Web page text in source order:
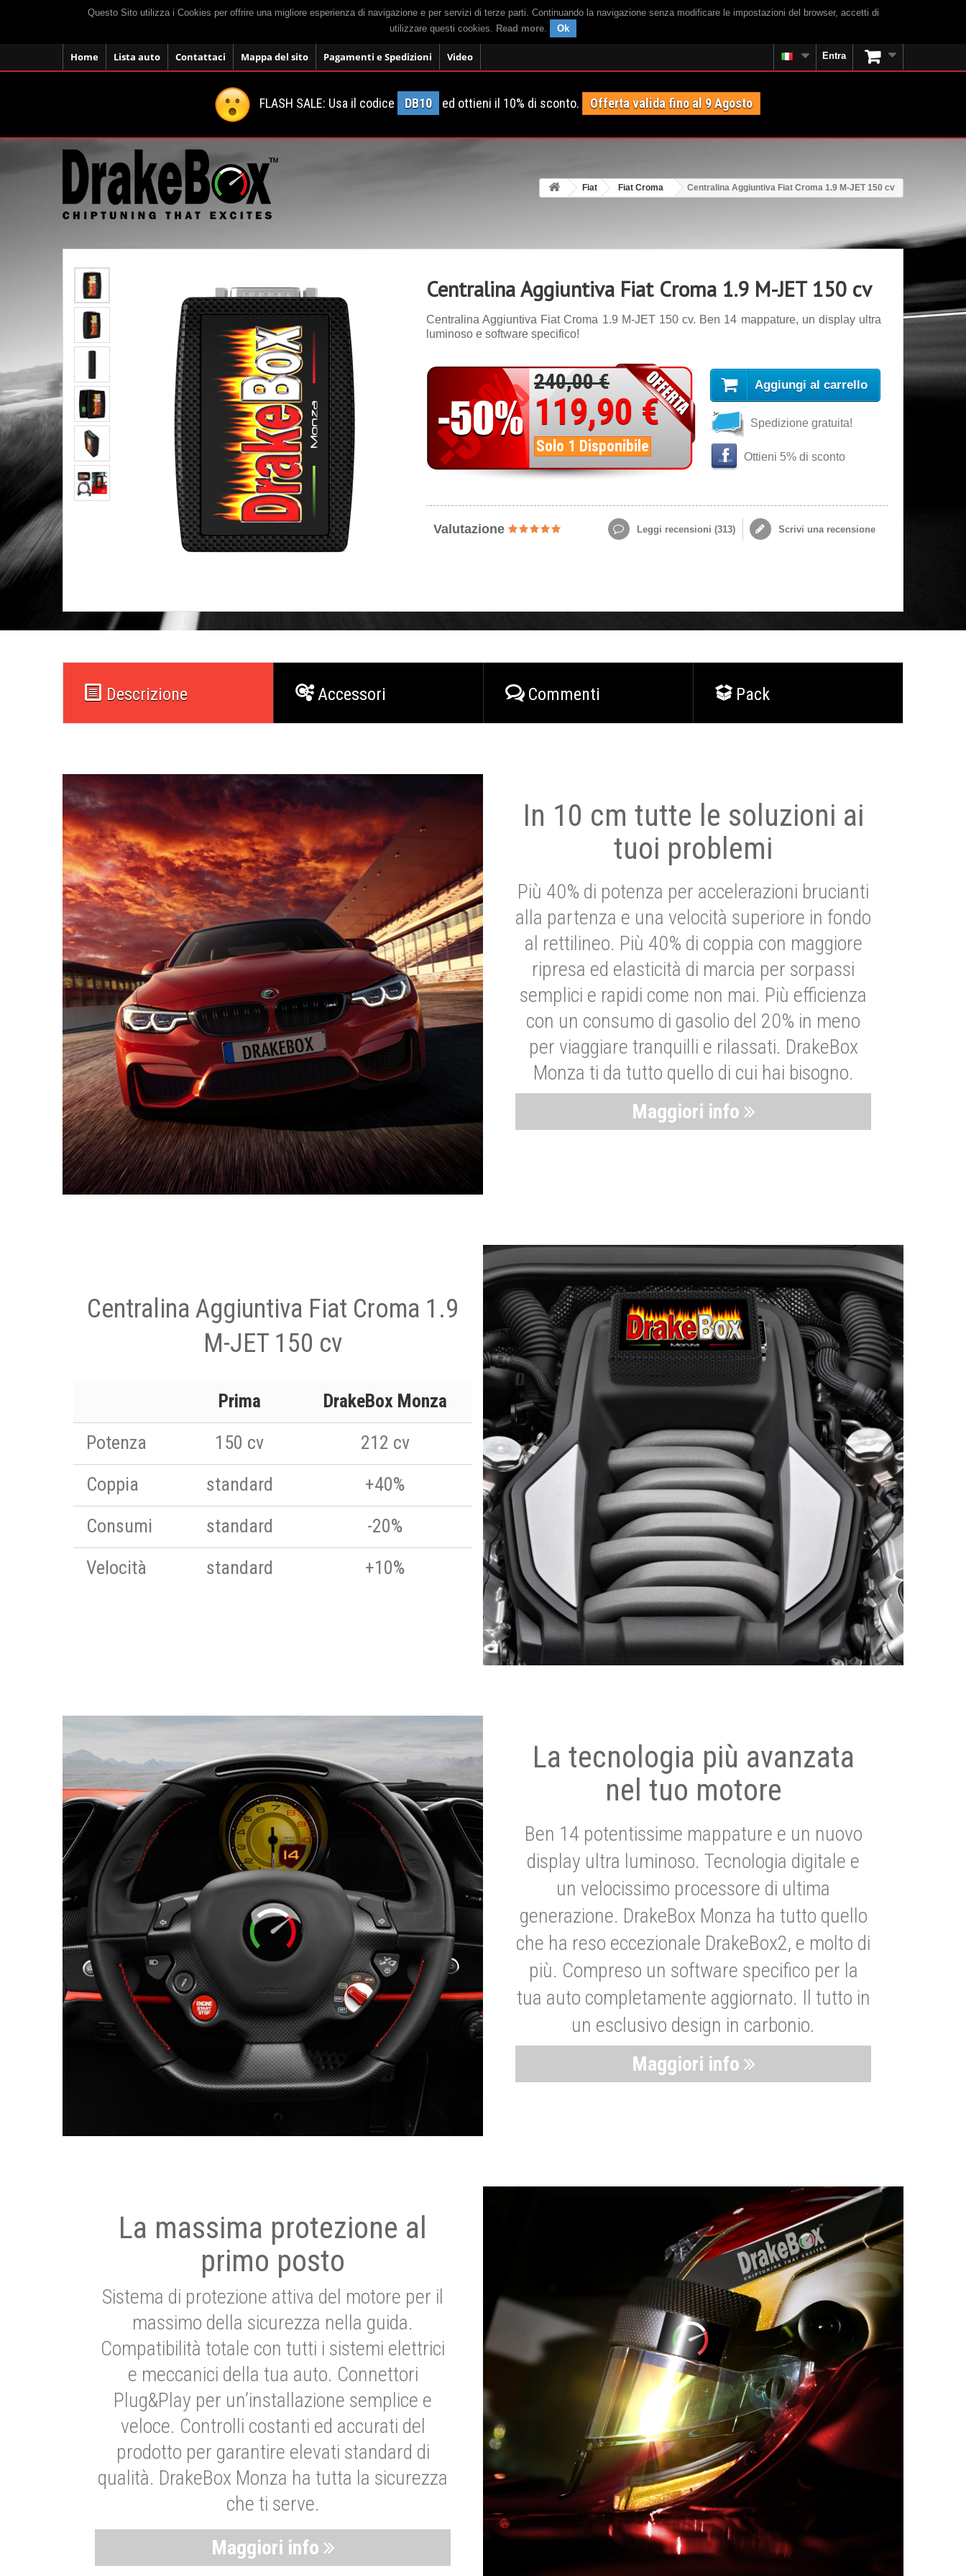
Questo Sito utilizza i Cookies per offrire una migliore esperienza di navigazione e per servizi di terze parti. Continuando la navigazione senza modificare le impostazioni del browser, accetti di
utilizzare questi cookies. Read more. Ok
Home Lista auto Contattaci Mappa del sito Pagamenti e Spedizioni Video Entra
FLASH SALE: Usa il codice DB10 ed ottieni il 10% di sconto. Offerta valida fino al 9 Agosto
Fiat Fiat Croma Centralina Aggiuntiva Fiat Croma 1.9 M-JET 150 cv
Centralina Aggiuntiva Fiat Croma 1.9 M-JET 150 cv
Centralina Aggiuntiva Fiat Croma 1.9 M-JET 150 cv. Ben 14 mappature, un display ultra
luminoso e software specifico!
240,00 €
119,90 €
Solo 1 Disponibile
Aggiungi al carrello
Spedizione gratuita!
Ottieni 5% di sconto
Valutazione Leggi recensioni (313) Scrivi una recensione
Descrizione Accessori Commenti Pack
In 10 cm tutte le soluzioni ai
tuoi problemi
Più 40% di potenza per accelerazioni brucianti
alla partenza e una velocità superiore in fondo
al rettilineo. Più 40% di coppia con maggiore
ripresa ed elasticità di marcia per sorpassi
semplici e rapidi come non mai. Più efficienza
con un consumo di gasolio del 20% in meno
per viaggiare tranquilli e rilassati. DrakeBox
Monza ti da tutto quello di cui hai bisogno.
Maggiori info
Centralina Aggiuntiva Fiat Croma 1.9
M-JET 150 cv
Prima
DrakeBox Monza
Potenza
150 cv
212 cv
Coppia
standard
+40%
Consumi
standard
-20%
Velocità
standard +10%
La tecnologia più avanzata
nel tuo motore
Ben 14 potentissime mappature e un nuovo
display ultra luminoso. Tecnologia digitale e
un velocissimo processore di ultima
generazione. DrakeBox Monza ha tutto quello
che ha reso eccezionale DrakeBox2, e molto di
più. Compreso un software specifico per la
tua auto completamente aggiornato. Il tutto in
un esclusivo design in carbonio.
Maggiori info
La massima protezione al
primo posto
Sistema di protezione attiva del motore per il
massimo della sicurezza nella guida.
Compatibilità totale con tutti i sistemi elettrici
e meccanici della tua auto. Connettori
Plug&Play per un’installazione semplice e
veloce. Controlli costanti ed accurati del
prodotto per garantire elevati standard di
qualità. DrakeBox Monza ha tutta la sicurezza
che ti serve.
Maggiori info